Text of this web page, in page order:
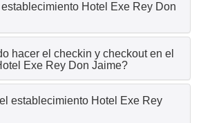
Hotel Exe Rey Don
hacer el checkin y checkout en el
Exe Rey Don Jaime?
establecimiento Hotel Exe Rey